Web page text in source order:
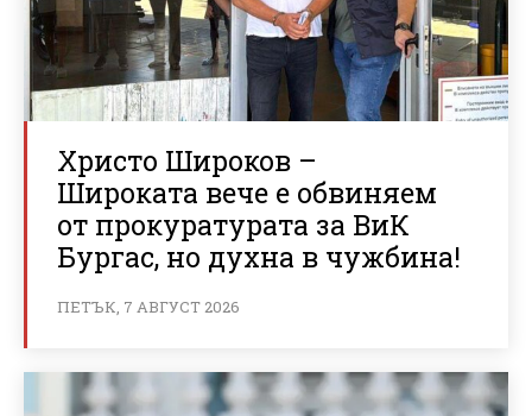
Христо Широков –
Широката вече е обвиняем
от прокуратурата за ВиК
Бургас, но духна в чужбина!
ПЕТЪК, 7 АВГУСТ 2026